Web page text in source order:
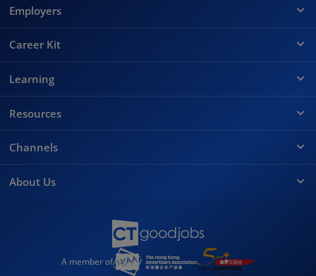
Employers
Career Kit
Learning
Resources
Channels
About Us
A member of